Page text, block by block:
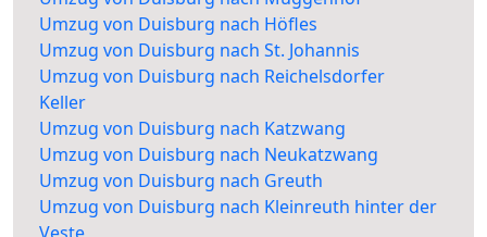
Umzug von Duisburg nach Höfles
Umzug von Duisburg nach St. Johannis
Umzug von Duisburg nach Reichelsdorfer
Keller
Umzug von Duisburg nach Katzwang
Umzug von Duisburg nach Neukatzwang
Umzug von Duisburg nach Greuth
Umzug von Duisburg nach Kleinreuth hinter der